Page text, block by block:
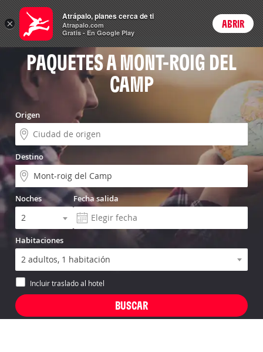
Vuelo+Hotel Login
PAQUETES A MONT-ROIG DEL
CAMP
Origen
Destino
Noches Fecha salida
Habitaciones
Incluir traslado al hotel
×
Atrápalo, planes cerca de ti
Atrapalo.com
Gratis - En Google Play
ABRIR